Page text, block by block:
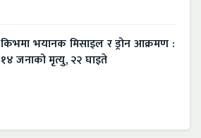
किभमा भयानक मिसाइल र ड्रोन आक्रमण :
१४ जनाको मृत्यु, २२ घाइते